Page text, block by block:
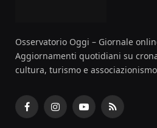
Osservatorio Oggi – Giornale
Aggiornamenti quotidiani su
cultura, turismo e
FacebookInstagramYouTubeRSS